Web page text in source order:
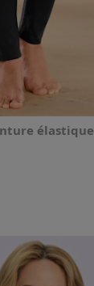
élastique